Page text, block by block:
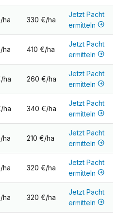
ha 330 €/ha
Jetzt Pacht
ermitteln
ha 410 €/ha
Jetzt Pacht
ermitteln
ha 260 €/ha
Jetzt Pacht
ermitteln
ha 340 €/ha
Jetzt Pacht
ermitteln
ha 210 €/ha
Jetzt Pacht
ermitteln
ha 320 €/ha
Jetzt Pacht
ermitteln
ha 320 €/ha
Jetzt Pacht
ermitteln